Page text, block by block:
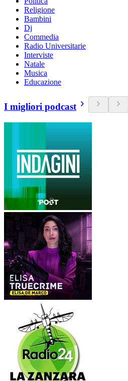
Religione
Bambini
Dj
Commedia
Radio Universitarie
Interviste
Natale
Musica
Educazione
I migliori podcast